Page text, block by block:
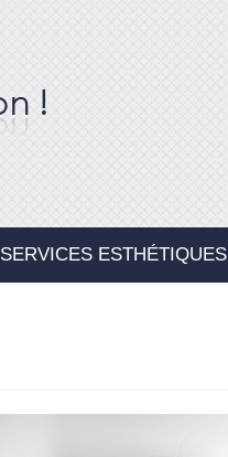
SERVICES ESTHÉTIQUES